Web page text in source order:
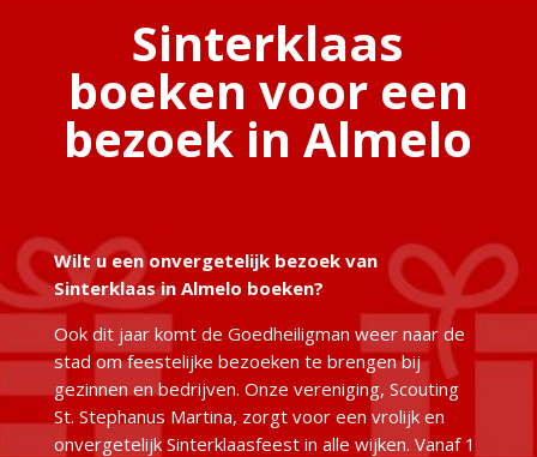
Sinterklaas
boeken voor een
bezoek in Almelo
Wilt u een onvergetelijk bezoek van
Sinterklaas in Almelo boeken?
Ook dit jaar komt de Goedheiligman weer naar de
stad om feestelijke bezoeken te brengen bij
gezinnen en bedrijven. Onze vereniging, Scouting
St. Stephanus Martina, zorgt voor een vrolijk en
onvergetelijk Sinterklaasfeest in alle wijken. Vanaf 1